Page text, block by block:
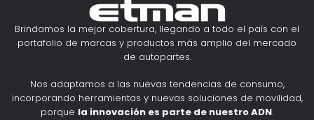
Brindamos la mejor cobertura, llegando a todo el país con el
portafolio de marcas y productos más amplio del mercado
de autopartes.
Nos adaptamos a las nuevas tendencias de consumo,
incorporando herramientas y nuevas soluciones de movilidad,
porque la innovación es parte de nuestro ADN.